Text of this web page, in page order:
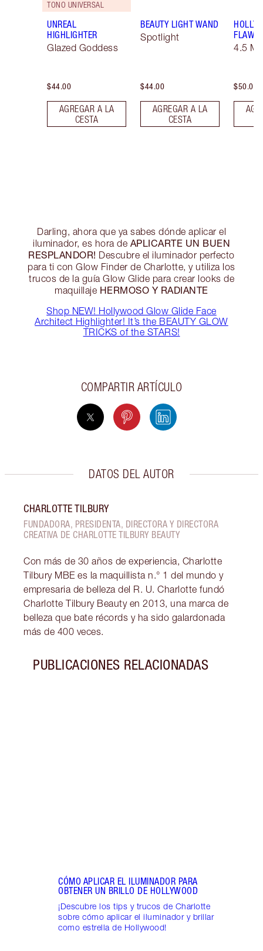
TONO UNIVERSAL
UNREAL
HIGHLIGHTER
Glazed Goddess
$44.00
AGREGAR A LA
CESTA
BEAUTY LIGHT WAND
Spotlight
$44.00
AGREGAR A LA
CESTA
4.5
$50.00
Darling, ahora que ya sabes dónde aplicar el
iluminador, es hora de APLICARTE UN BUEN
RESPLANDOR! Descubre el iluminador perfecto
para ti con Glow Finder de Charlotte, y utiliza los
trucos de la guía Glow Glide para crear looks de
maquillaje HERMOSO Y RADIANTE
Shop NEW! Hollywood Glow Glide Face
Architect Highlighter! It’s the BEAUTY GLOW
TRICKS of the STARS!
COMPARTIR ARTÍCULO
DATOS DEL AUTOR
CHARLOTTE TILBURY
FUNDADORA, PRESIDENTA, DIRECTORA Y DIRECTORA
CREATIVA DE CHARLOTTE TILBURY BEAUTY
Con más de 30 años de experiencia, Charlotte
Tilbury MBE es la maquillista n.° 1 del mundo y
empresaria de belleza del R. U. Charlotte fundó
Charlotte Tilbury Beauty en 2013, una marca de
belleza que bate récords y ha sido galardonada
más de 400 veces.
PUBLICACIONES RELACIONADAS
CÓMO APLICAR EL ILUMINADOR PARA
OBTENER UN BRILLO DE HOLLYWOOD
¡Descubre los tips y trucos de Charlotte
sobre cómo aplicar el iluminador y brillar
como estrella de Hollywood!